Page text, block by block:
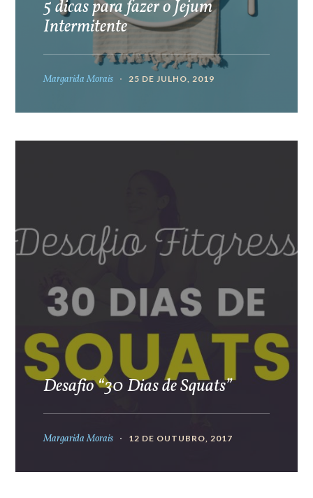
5 dicas para fazer o Jejum
Intermitente
Margarida Morais 25 DE JULHO, 2019
Desafio “30 Dias de Squats”
Margarida Morais 12 DE OUTUBRO, 2017